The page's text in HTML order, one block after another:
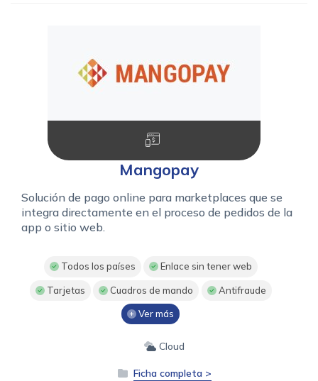
Mangopay
Solución de pago online para marketplaces que se
integra directamente en el proceso de pedidos de la
app o sitio web.
Todos los países Enlace sin tener web
Tarjetas Cuadros de mando Antifraude
Ver más
Cloud
Ficha completa >